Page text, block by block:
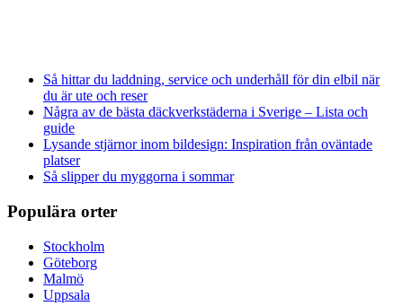
Så hittar du laddning, service och underhåll för din elbil när
du är ute och reser
Några av de bästa däckverkstäderna i Sverige – Lista och
guide
Lysande stjärnor inom bildesign: Inspiration från oväntade
platser
Så slipper du myggorna i sommar
Populära orter
Stockholm
Göteborg
Malmö
Uppsala